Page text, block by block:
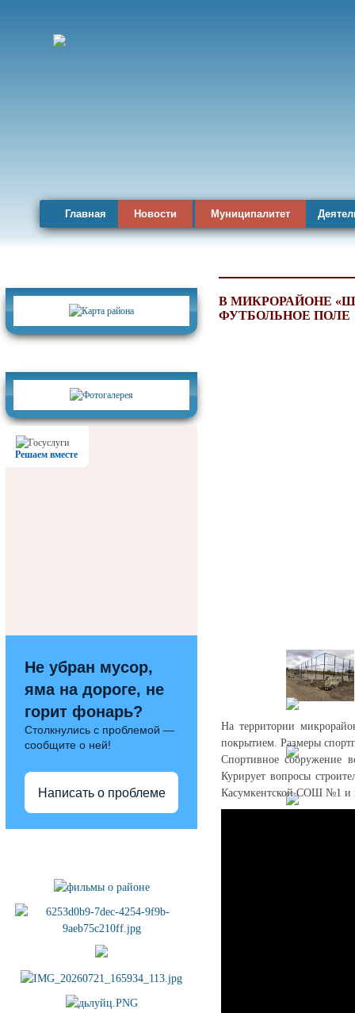
Главная Новости Муниципалитет
Решаем вместе
Не убран мусор,
яма на дороге, не
горит фонарь?
Столкнулись с проблемой —
сообщите о ней!
Написать о проблеме
В МИКРОРАЙОНЕ
ФУТБОЛЬНОЕ ПОЛЕ
На территории
покрытием. Размеры
Спортивное сооружение
Курирует вопросы
Касумкентской СОШ №1 и